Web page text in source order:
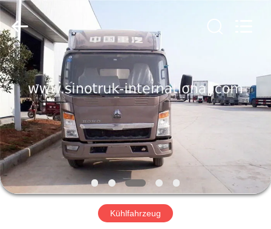
ZU
HAUSE
PRODUKTE
ÜBER
UNS
WERKSBESICHTIGUNG
INTERNATIONAL
CO.,
LTD..
All
Rights
Reserved.
Kühlfahrzeug